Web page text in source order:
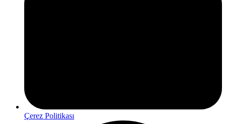
Çerez Politikası